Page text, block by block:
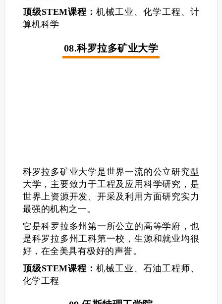
顶级STEM课程：机械工业、化学工程、计
算机科学
08.科罗拉多矿业大学
科罗拉多矿业大学是世界一流的公立研究型
大学，主要致力于工程及应用科学研究，是
世界上资源开发、开采及利用方面研究实力
最强的机构之一。
它是科罗拉多州第一所公立的高等学府，也
是科罗拉多州工科第一校，生源和就业均很
好，在全美具有极好的声誉。
顶级STEM课程：机械工业、石油工程师、
化学工程